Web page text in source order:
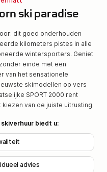
ski paradise
dit goed onderhouden
kilometers pistes in alle
wintersporters. Geniet
einde met een
van het sensationele
skimodellen op vers
SPORT 2000 rent
van de juiste uitrusting.
skiverhuur biedt u:
advies